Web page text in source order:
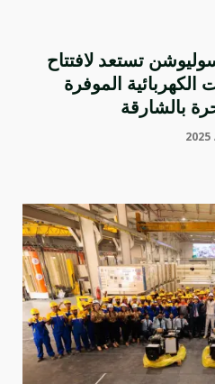
تستعد لافتتاح
الكهربائية الموفرة
بالشارقة